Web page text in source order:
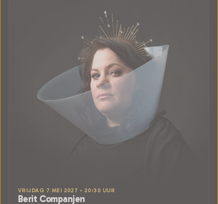
VRIJDAG 7 MEI 2027 • 20:30 UUR
Berit Companjen